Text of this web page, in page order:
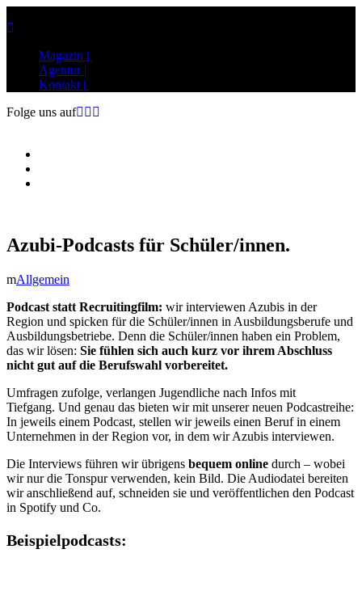
Magazin |
Agentur |
Kontakt |
Folge uns auf
Azubi-Podcasts für Schüler/innen.
Allgemein
Podcast statt Recruitingfilm: wir interviewen Azubis in der
Region und spicken für die Schüler/innen in Ausbildungsberufe und
Ausbildungsbetriebe. Denn die Schüler/innen haben ein Problem,
das wir lösen: Sie fühlen sich auch kurz vor ihrem Abschluss
nicht gut auf die Berufswahl vorbereitet.
Umfragen zufolge, verlangen Jugendliche nach Infos mit
Tiefgang. Und genau das bieten wir mit unserer neuen Podcastreihe:
In jeweils einem Podcast, stellen wir jeweils einen Beruf in einem
Unternehmen in der Region vor, in dem wir Azubis interviewen.
Die Interviews führen wir übrigens bequem online durch – wobei
wir nur die Tonspur verwenden, kein Bild. Die Audiodatei bereiten
wir anschließend auf, schneiden sie und veröffentlichen den Podcast
in Spotify und Co.
Beispielpodcasts: